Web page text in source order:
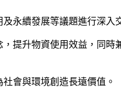
永續發展等議題進行深入
提升物資使用效益，同
會與環境創造長遠價值。